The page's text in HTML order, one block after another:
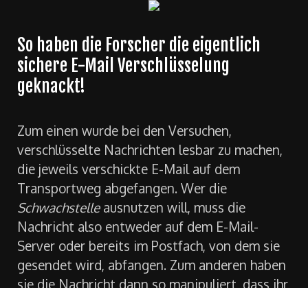
So haben die Forscher die eigentlich
sichere E-Mail Verschlüsselung
geknackt!
Zum einen wurde bei den Versuchen,
verschlüsselte Nachrichten lesbar zu machen,
die jeweils verschickte E-Mail auf dem
Transportweg abgefangen. Wer die
Schwachstelleausnutzen will, muss die
Nachricht also entweder auf dem E-Mail-
Server oder bereits im Postfach, von dem sie
gesendet wird, abfangen. Zum anderen haben
sie die Nachricht dann so manipuliert, dass ihr